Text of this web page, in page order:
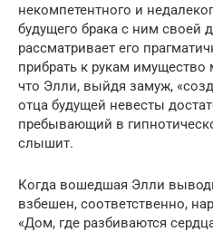
некомпетентного и
будущего брака с ним своей
рассматривает его
прибрать к рукам
что Элли, выйдя замуж,
отца будущей невесты
пребывающий в
слышит.
Когда вошедшая Элли
взбешен, соответственно,
«Дом, где разбиваются